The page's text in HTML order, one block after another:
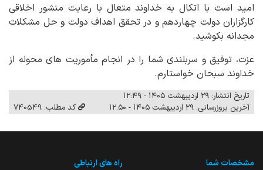
امید است با اتکال به خداوند متعال با رعایت منشور اخلاقی
کارگزاران دولت چهاردهم و در تحقق اهداف دولت و حل مشکلات
مجدانه بکوشید.
عزت، توفیق و سربلندی شما را در انجام مأموریت های محوله از
خداوند سبحان خواستارم.
تاریخ انتشار: ۲۹ اردیبهشت ۱۴۰۵ - ۱۲:۴۹
آخرین بروزرسانی: ۲۹ اردیبهشت ۱۴۰۵ - ۱۲:۵۰
کد مطلب: 740549
مشخصات شما راه های ارتباطی